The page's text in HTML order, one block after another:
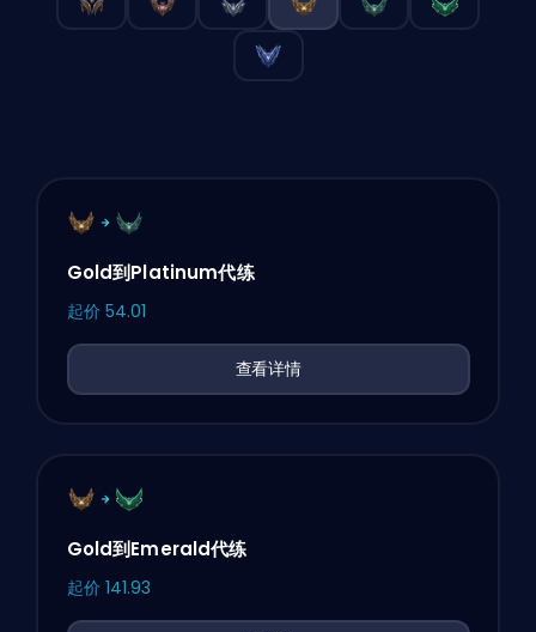
Gold到Platinum代练
起价 54.01
查看详情
Gold到Emerald代练
起价 141.93